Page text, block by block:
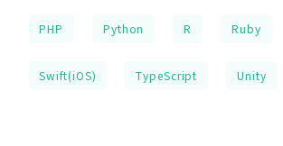
PHP Python R Ruby
Swift(iOS) TypeScript Unity